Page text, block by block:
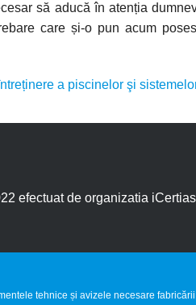
să aducă în atenția
care și-o pun acum
a piscinelor şi
efectuat de organizatia
tehnice și avizele necesare